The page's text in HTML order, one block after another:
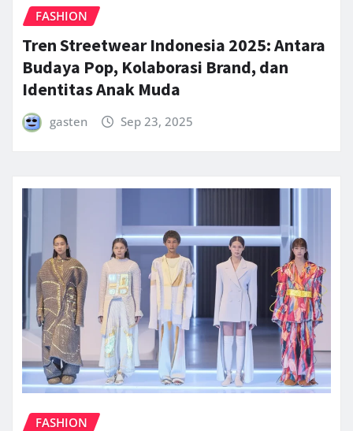
FASHION
Tren Streetwear Indonesia 2025: Antara
Budaya Pop, Kolaborasi Brand, dan
Identitas Anak Muda
gasten Sep 23, 2025
FASHION